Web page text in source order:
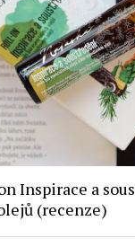
Inspirace a
(recenze)